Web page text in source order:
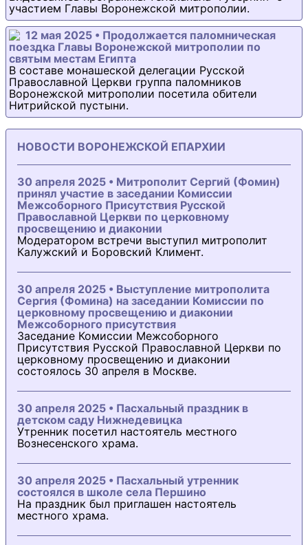
участием Главы Воронежской митрополии.
12 мая 2025 • Продолжается паломническая
поездка Главы Воронежской митрополии по
святым местам Египта
В составе монашеской делегации Русской
Православной Церкви группа паломников
Воронежской митрополии посетила обители
Нитрийской пустыни.
НОВОСТИ ВОРОНЕЖСКОЙ ЕПАРХИИ
30 апреля 2025 • Митрополит Сергий (Фомин)
принял участие в заседании Комиссии
Межсоборного Присутствия Русской
Православной Церкви по церковному
просвещению и диаконии
Модератором встречи выступил митрополит
Калужский и Боровский Климент.
30 апреля 2025 • Выступление митрополита
Сергия (Фомина) на заседании Комиссии по
церковному просвещению и диаконии
Межсоборного присутствия
Заседание Комиссии Межсоборного
Присутствия Русской Православной Церкви по
церковному просвещению и диаконии
состоялось 30 апреля в Москве.
30 апреля 2025 • Пасхальный праздник в
детском саду Нижнедевицка
Утренник посетил настоятель местного
Вознесенского храма.
30 апреля 2025 • Пасхальный утренник
состоялся в школе села Першино
На праздник был приглашен настоятель
местного храма.